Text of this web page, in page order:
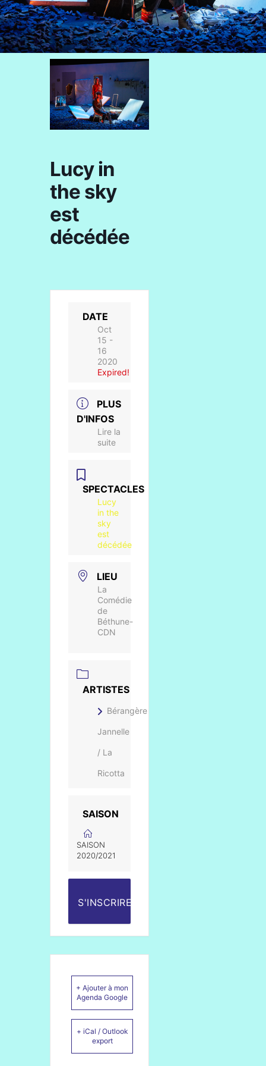
Lucy in
the sky
est
décédée
DATE
Oct
15 -
16
2020
Expired!
PLUS
D'INFOS
Lire la
suite
SPECTACLES
Lucy
in the
sky
est
décédée
LIEU
La
Comédie
de
Béthune-
CDN
ARTISTES
Bérangère
Jannelle
/ La
Ricotta
SAISON
SAISON
2020/2021
S'INSCRIRE
+ Ajouter à mon
Agenda Google
+ iCal / Outlook
export